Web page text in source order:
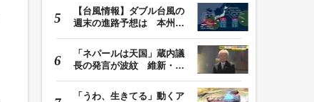
【台風情報】ダブル台風の
週末の進路予想は 本州は
「ネパールは天国」蔵内議
長の発言が波紋 維新・吉
「うわ、生きてる」動くア